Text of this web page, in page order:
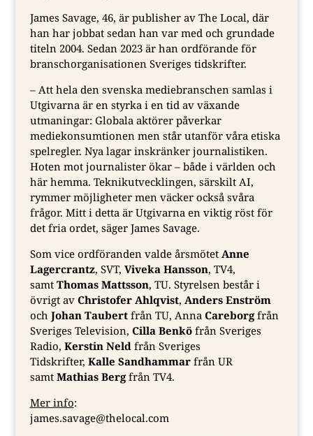
James Savage, 46, är publisher av The Local, där
han har jobbat sedan han var med och grundade
titeln 2004. Sedan 2023 är han ordförande för
branschorganisationen Sveriges tidskrifter.
– Att hela den svenska mediebranschen samlas i
Utgivarna är en styrka i en tid av växande
utmaningar: Globala aktörer påverkar
mediekonsumtionen men står utanför våra etiska
spelregler. Nya lagar inskränker journalistiken.
Hoten mot journalister ökar – både i världen och
här hemma. Teknikutvecklingen, särskilt AI,
rymmer möjligheter men väcker också svåra
frågor. Mitt i detta är Utgivarna en viktig röst för
det fria ordet, säger James Savage.
Som vice ordföranden valde årsmötet Anne
Lagercrantz, SVT, Viveka Hansson, TV4,
samt Thomas Mattsson, TU. Styrelsen består i
övrigt av Christofer Ahlqvist, Anders Enström
och Johan Taubertfrån TU, Anna Careborgfrån
Sveriges Television, Cilla Benköfrån Sveriges
Radio, Kerstin Neldfrån Sveriges
Tidskrifter, Kalle Sandhammarfrån UR
samt Mathias Bergfrån TV4.
Mer info:
james.savage@thelocal.com